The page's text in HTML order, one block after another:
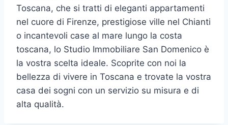
Toscana, che si tratti di eleganti appartamenti
nel cuore di Firenze, prestigiose ville nel Chianti
o incantevoli case al mare lungo la costa
toscana, lo Studio Immobiliare San Domenico è
la vostra scelta ideale. Scoprite con noi la
bellezza di vivere in Toscana e trovate la vostra
casa dei sogni con un servizio su misura e di
alta qualità.